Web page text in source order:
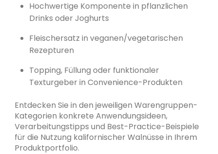
Hochwertige Komponente in pflanzlichen
Drinks oder Joghurts
Fleischersatz in veganen/vegetarischen
Rezepturen
Topping, Füllung oder funktionaler
Texturgeber in Convenience-Produkten
Entdecken Sie in den jeweiligen Warengruppen-
Kategorien konkrete Anwendungsideen,
Verarbeitungstipps und Best-Practice-Beispiele
für die Nutzung kalifornischer Walnüsse in Ihrem
Produktportfolio.